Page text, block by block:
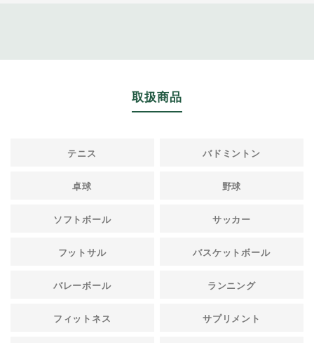
取扱商品
テニス バドミントン
卓球 野球
ソフトボール サッカー
フットサル バスケットボール
バレーボール ランニング
フィットネス サプリメント